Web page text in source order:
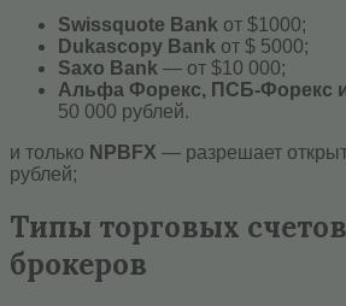
Swissquote Bank от $1000;
Dukascopy Bank от $ 5000;
Saxo Bank — от $10 000;
Альфа Форекс, ПСБ-Форекс
50 000 рублей.
и только NPBFX — разрешает
рублей;
Типы торговых
брокеров